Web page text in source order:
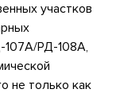
участков
107А/РД-108А,
не только как